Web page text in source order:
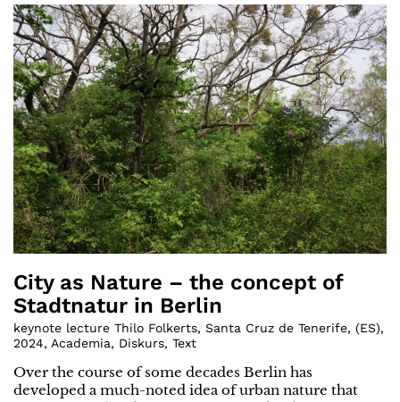
City as Nature – the concept of
Stadtnatur in Berlin
keynote lecture Thilo Folkerts, Santa Cruz de Tenerife, (ES),
2024, Academia, Diskurs, Text
Over the course of some decades Berlin has
developed a much-noted idea of urban nature that